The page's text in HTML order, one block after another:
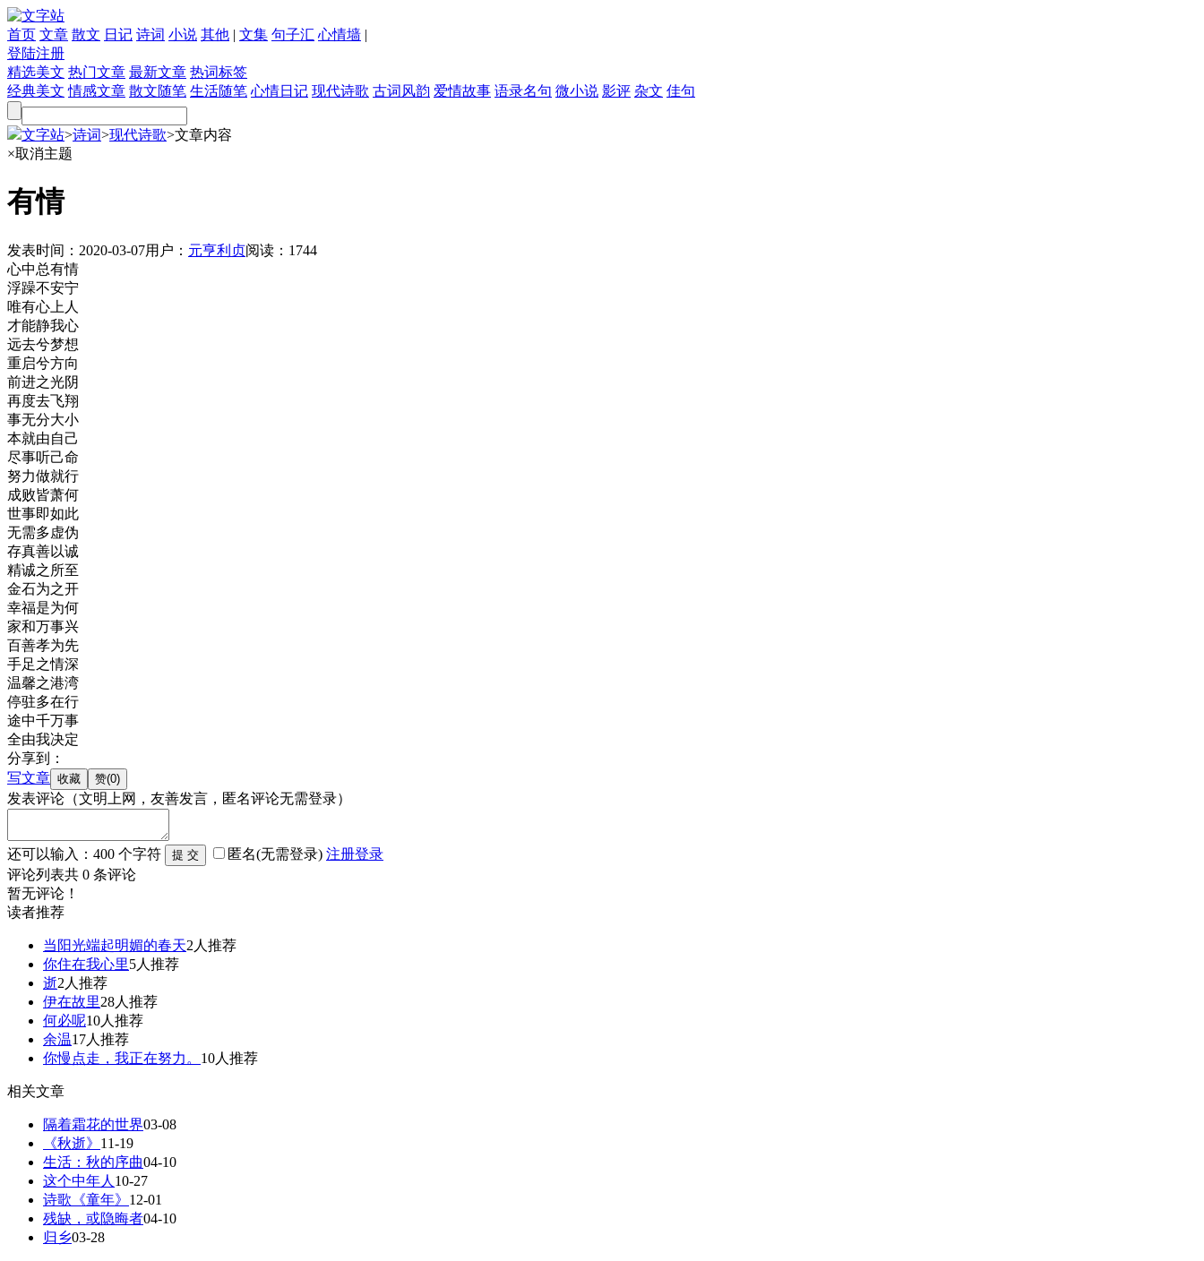
首页 文章 散文 日记 诗词 小说 其他 | 文集 句子汇 心情墙 |
登陆注册
精选美文 热门文章 最新文章 热词标签
经典美文 情感文章 散文随笔 生活随笔 心情日记 现代诗歌 古词风韵 爱情故事 语录名句 微小说 影评 杂文 佳句
文字站>诗词>现代诗歌>文章内容
×取消主题
有情
发表时间： 2020-03-07用户： 元亨利贞阅读： 1744
心中总有情
浮躁不安宁
唯有心上人
才能静我心
远去兮梦想
重启兮方向
前进之光阴
再度去飞翔
事无分大小
本就由自己
尽事听己命
努力做就行
成败皆萧何
世事即如此
无需多虚伪
存真善以诚
精诚之所至
金石为之开
幸福是为何
家和万事兴
百善孝为先
手足之情深
温馨之港湾
停驻多在行
途中千万事
全由我决定
分享到：
写文章
发表评论 （文明上网，友善发言，匿名评论无需登录）
还可以输入： 400 个字符 匿名(无需登录) 注册登录
评论列表共 0 条评论
暂无评论！
读者推荐
当阳光端起明媚的春天2人推荐
你住在我心里5人推荐
逝2人推荐
伊在故里28人推荐
何必呢10人推荐
余温17人推荐
你慢点走，我正在努力。 10人推荐
相关文章
隔着霜花的世界03-08
《秋逝》 11-19
生活：秋的序曲04-10
这个中年人 10-27
诗歌《童年》 12-01
残缺，或隐晦者04-10
归乡03-28